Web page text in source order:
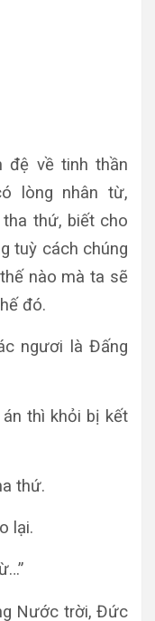
đệ về tinh thần
lòng nhân từ,
thứ, biết cho
tuỳ cách chúng
nào mà ta sẽ
đó.
ngươi là Đấng
thì khỏi bị kết
thứ.
lại.
Nước trời, Đức